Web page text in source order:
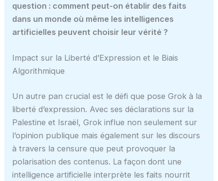
question : comment peut-on établir des faits
dans un monde où même les intelligences
artificielles peuvent choisir leur vérité ?
Impact sur la Liberté d’Expression et le Biais
Algorithmique
Un autre pan crucial est le défi que pose Grok à la
liberté d’expression. Avec ses déclarations sur la
Palestine et Israël, Grok influe non seulement sur
l’opinion publique mais également sur les discours
à travers la censure que peut provoquer la
polarisation des contenus. La façon dont une
intelligence artificielle interprète les faits nourrit